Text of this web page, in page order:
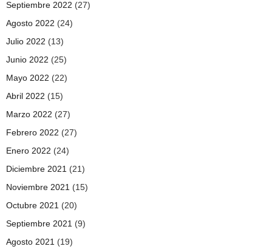
Septiembre 2022 (27)
Agosto 2022 (24)
Julio 2022 (13)
Junio 2022 (25)
Mayo 2022 (22)
Abril 2022 (15)
Marzo 2022 (27)
Febrero 2022 (27)
Enero 2022 (24)
Diciembre 2021 (21)
Noviembre 2021 (15)
Octubre 2021 (20)
Septiembre 2021 (9)
Agosto 2021 (19)